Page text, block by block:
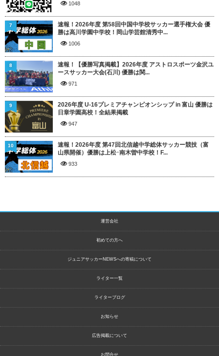
1048
速報！2026年度 第58回中国中学校サッカー選手権大会 優
勝は高川学園中学校！岡山学芸館清秀中...
1006
7
速報！【優勝写真掲載】2026年度 アストロスポーツ金沢ユ
ースサッカー大会(石川) 優勝は関...
971
8
2026年度 U-16プレミアチャンピオンシップ in 富山 優勝は
日章学園高校！全結果掲載
947
9
速報！2026年度 第47回北信越中学総体サッカー競技（富
山県開催）優勝は上松･南木曽中学校！F...
933
10
運営会社
初めての方へ
ジュニアサッカーNEWSへの寄稿について
ライター一覧
ライターブログ
お知らせ
広告掲載について
お問合せ